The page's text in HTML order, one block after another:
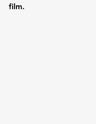
film.